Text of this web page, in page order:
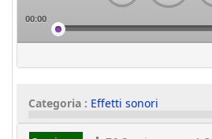
00:00
Categoria : Effetti sonori